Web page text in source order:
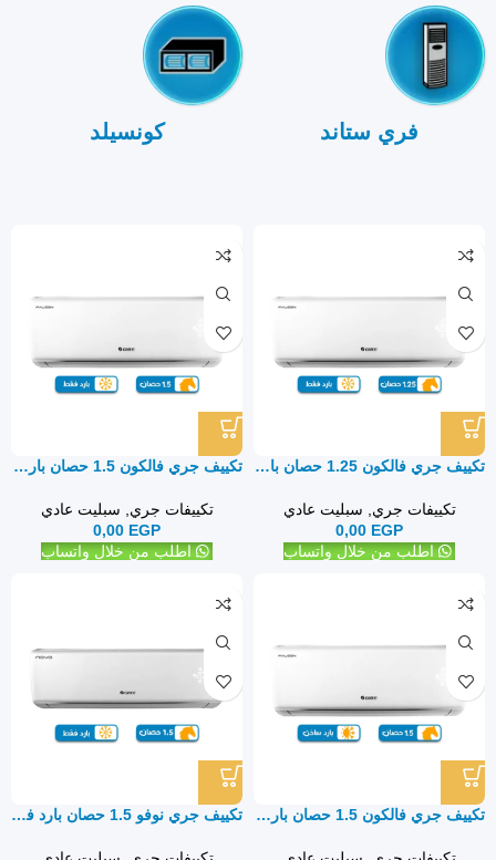
فري ستاند كونسيلد
تكييف جري فالكون 1.25 حصان بارد فقط – سبليت
تكييفات جري
سبليت عادي
0,00 EGP
اطلب من خلال واتساب
تكييف جري فالكون 1.5 حصان بارد فقط – سبليت
تكييفات جري
سبليت عادي
0,00 EGP
اطلب من خلال واتساب
تكييف جري فالكون 1.5 حصان بارد ساخن – سبليت تكييف جري نوفو 1.5 حصان بارد فقط – سبليت